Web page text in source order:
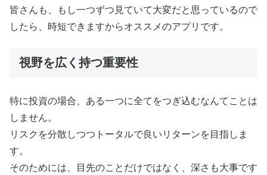
皆さんも、もし一つずつ見ていて大変だと思っているので
したら、時短できますからオススメのアプリです。
視野を広く持つ重要性
特に投資の場合、ある一つに全てをつぎ込むなんてことは
しません。
リスクを分散しつつトータルで良いリターンを目指しま
す。
そのためには、目先のことだけではなく、深さも大事です